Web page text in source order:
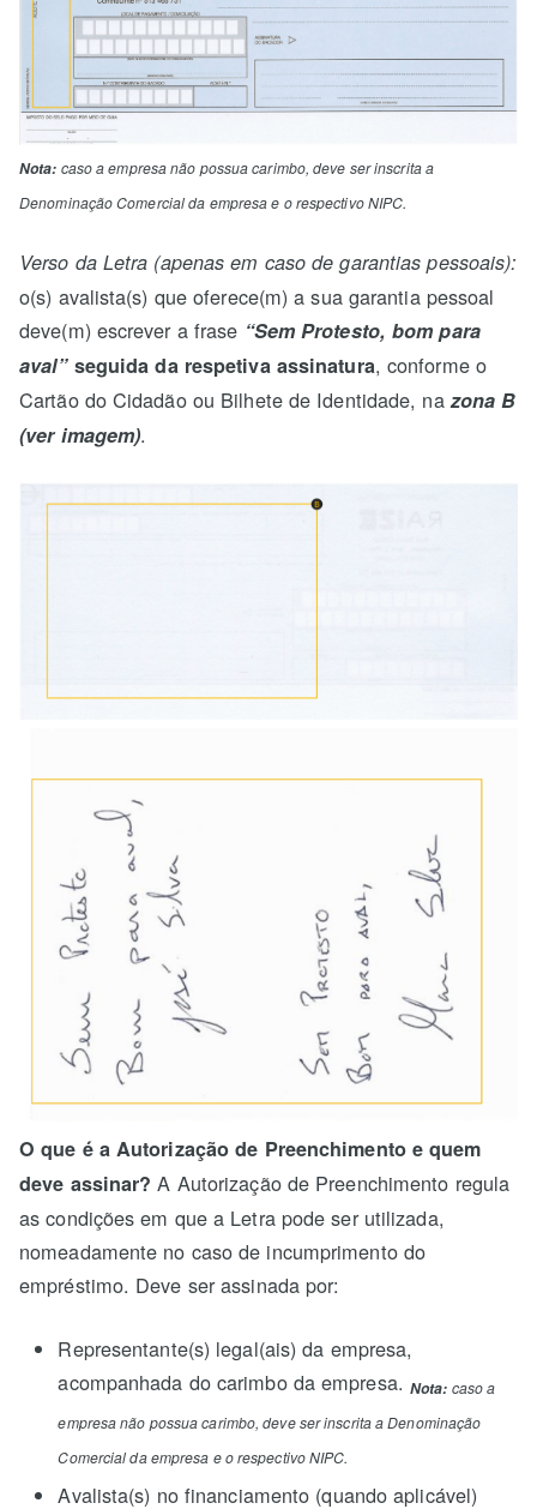
Nota: caso a empresa não possua carimbo, deve ser inscrita a
Denominação Comercial da empresa e o respectivo NIPC.
Verso da Letra (apenas em caso de garantias pessoais):
o(s) avalista(s) que oferece(m) a sua garantia pessoal
deve(m) escrever a frase “Sem Protesto, bom para
aval” seguida da respetiva assinatura, conforme o
Cartão do Cidadão ou Bilhete de Identidade, nazona B
(ver imagem).
O que é a Autorização de Preenchimento e quem
deve assinar? A Autorização de Preenchimento regula
as condições em que a Letra pode ser utilizada,
nomeadamente no caso de incumprimento do
empréstimo. Deve ser assinada por:
Representante(s) legal(ais) da empresa,
acompanhada do carimbo da empresa. Nota: caso a
empresa não possua carimbo, deve ser inscrita a Denominação
Comercial da empresa e o respectivo NIPC.
Avalista(s) no financiamento (quando aplicável)